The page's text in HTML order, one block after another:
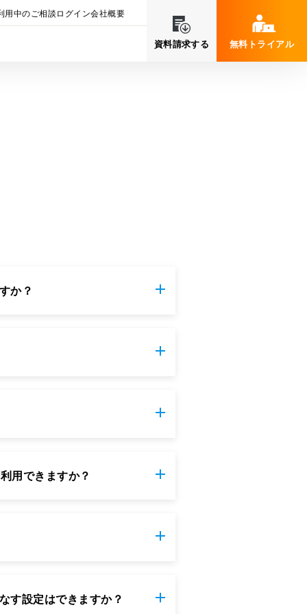
用中のご相談 ログイン会社概要
資料請求する 無料トライアル
か？
用できますか？
す設定はできますか？